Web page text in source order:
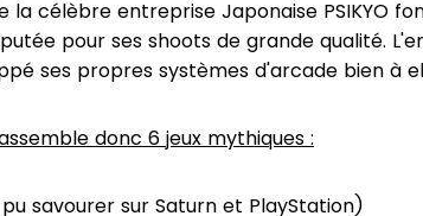
célèbre entreprise Japonaise PSIKYO
pour ses shoots de grande qualité.
ses propres systèmes d'arcade bien à
donc 6 jeux mythiques :
savourer sur Saturn et PlayStation)